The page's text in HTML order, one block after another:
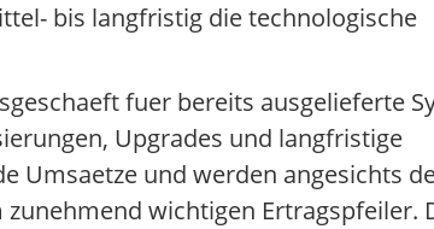
bis langfristig die technologische
fuer bereits ausgelieferte
Upgrades und langfristige
Umsaetze und werden angesichts
wichtigen Ertragspfeiler.